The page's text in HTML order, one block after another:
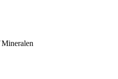
Mineralen